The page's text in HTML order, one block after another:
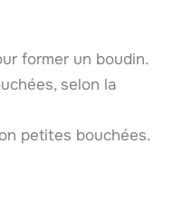
former un boudin.
selon la
petites bouchées.